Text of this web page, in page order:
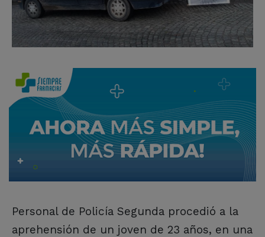
Personal de Policía Segunda procedió a la
aprehensión de un joven de 23 años, en una